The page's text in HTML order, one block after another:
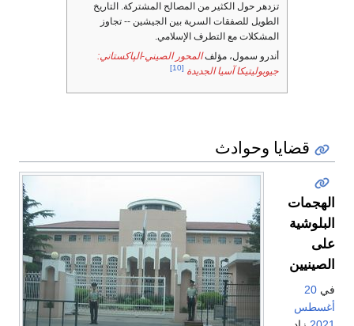
تزدهر حول الكثير من المصالح المشتركة. التاريخ
الطويل للصفقات السرية بين الجيشين -- تجاوز
المشكلات مع التطرف الإسلامي.
أندرو سمول، مؤلفالمحور الصيني-الپاكستاني:
جيوبوليتيكا آسيا الجديدة [10]
قضايا وحوادث
الهجمات
البلوشية
على
الصينيين
في 20
أغسطس